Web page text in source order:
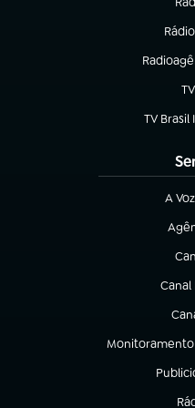
(abre em
TV
(abre
A
(abre
Canal
(abre
Monitoramento
(abre em nova
(abre